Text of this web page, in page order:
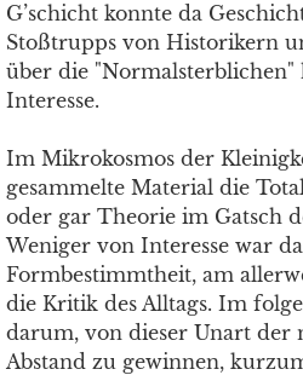
G’schicht konnte da
Stoßtrupps von Historikern
über die
Interesse.
Im Mikrokosmos der
gesammelte Material die
oder gar Theorie im Gatsch
Weniger von Interesse war
Formbestimmtheit, am
die Kritik des Alltags. Im
darum, von dieser Unart der
Abstand zu gewinnen,